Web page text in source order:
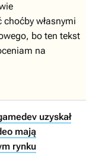
własnymi
bo ten tekst
na
uzyskał
mają
rynku